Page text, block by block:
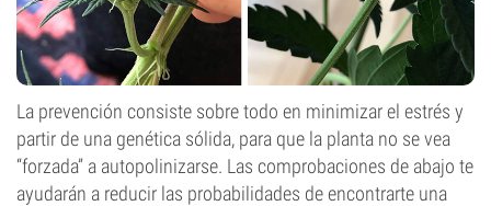
La prevención consiste sobre todo en minimizar el estrés y
partir de una genética sólida, para que la planta no se vea
“forzada” a autopolinizarse. Las comprobaciones de abajo te
ayudarán a reducir las probabilidades de encontrarte una